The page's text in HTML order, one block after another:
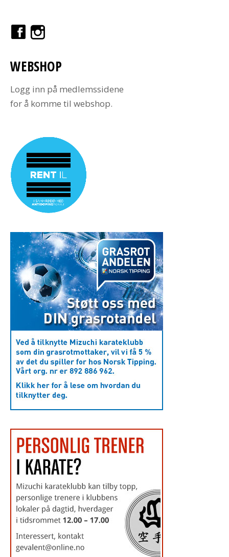
WEBSHOP
Logg inn på medlemssidene
for å komme til webshop.